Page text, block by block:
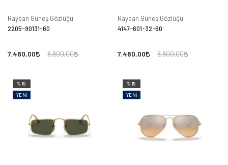
Rayban Güneş Gözlüğü
2205-90131-60
7.480,00 8.800,00
Rayban Güneş Gözlüğü
4147-601-32-60
7.480,00 8.800,00
%15
YENI
%15
YENI